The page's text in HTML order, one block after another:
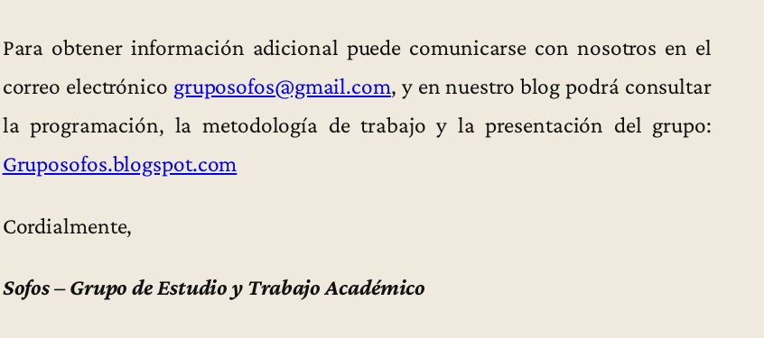
Para obtener información adicional puede comunicarse con nosotros en el
correo electrónico gruposofos@gmail.com, y en nuestro blog podrá consultar
la programación, la metodología de trabajo y la presentación del grupo:
Gruposofos.blogspot.com
Cordialmente,
Sofos – Grupo de Estudio y Trabajo Académico